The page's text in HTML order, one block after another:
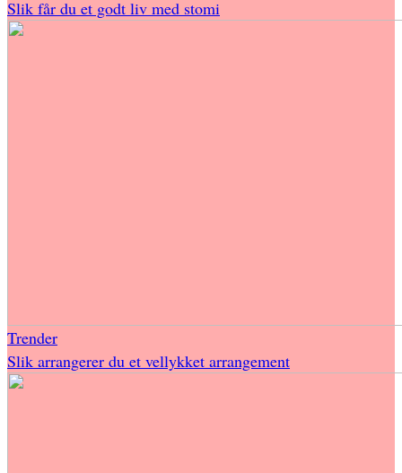
Slik får du et godt liv med stomi
Trender
Slik arrangerer du et vellykket arrangement